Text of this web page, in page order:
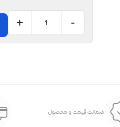
-
+
ضمانت قیمت و محصول